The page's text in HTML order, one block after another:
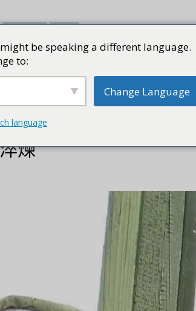
煉
be speaking a different language.
to:
Change Language
language